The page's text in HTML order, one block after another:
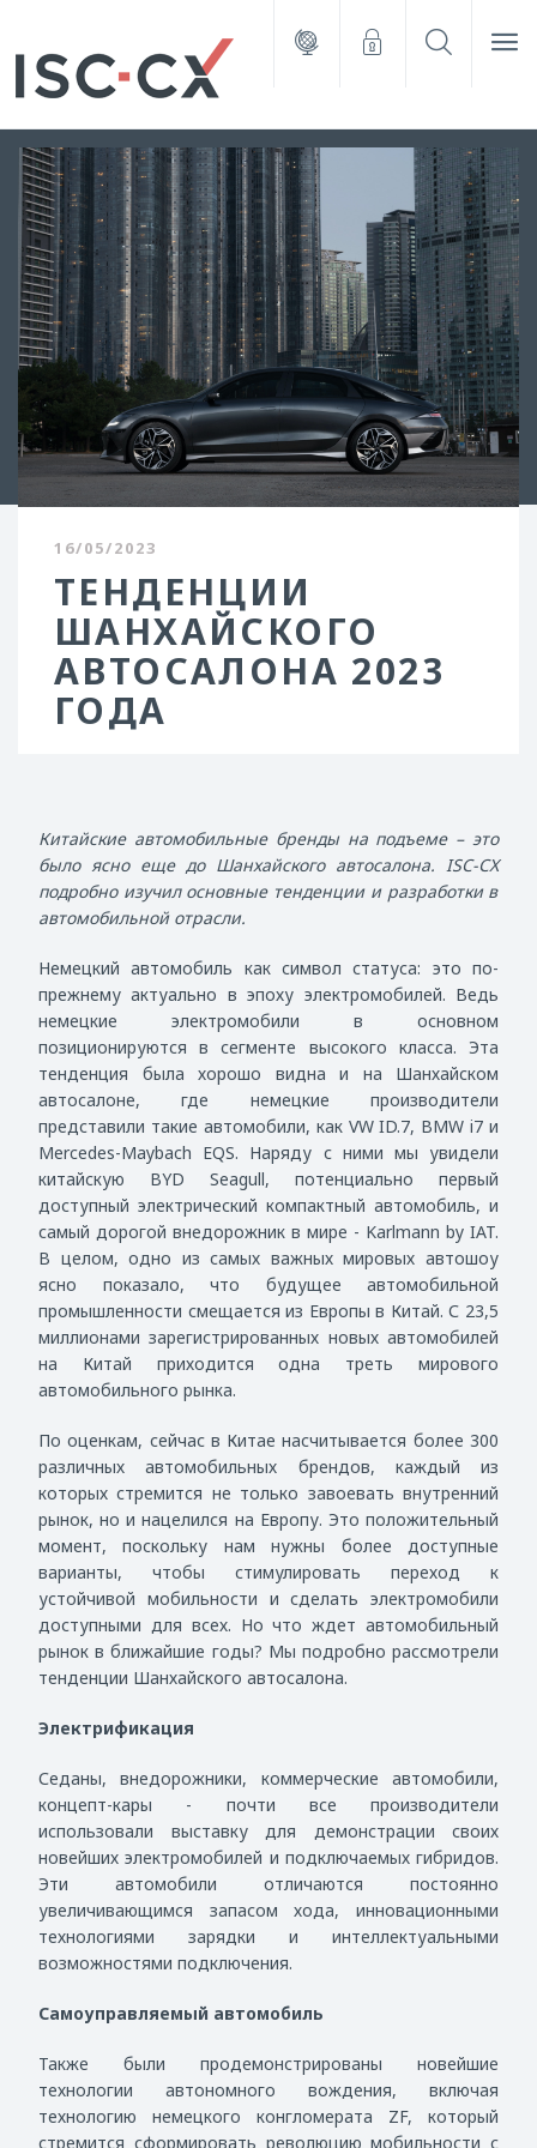
16/05/2023
ТЕНДЕНЦИИ
ШАНХАЙСКОГО
АВТОСАЛОНА 2023
ГОДА
Китайские автомобильные бренды на подъеме – это
было ясно еще до Шанхайского автосалона. ISC-CX
подробно изучил основные тенденции и разработки в
автомобильной отрасли.
Немецкий автомобиль как символ статуса: это по-
прежнему актуально в эпоху электромобилей. Ведь
немецкие электромобили в основном
позиционируются в сегменте высокого класса. Эта
тенденция была хорошо видна и на Шанхайском
автосалоне, где немецкие производители
представили такие автомобили, как VW ID.7, BMW i7 и
Mercedes-Maybach EQS. Наряду с ними мы увидели
китайскую BYD Seagull, потенциально первый
доступный электрический компактный автомобиль, и
самый дорогой внедорожник в мире - Karlmann by IAT.
В целом, одно из самых важных мировых автошоу
ясно показало, что будущее автомобильной
промышленности смещается из Европы в Китай. С 23,5
миллионами зарегистрированных новых автомобилей
на Китай приходится одна треть мирового
автомобильного рынка.
По оценкам, сейчас в Китае насчитывается более 300
различных автомобильных брендов, каждый из
которых стремится не только завоевать внутренний
рынок, но и нацелился на Европу. Это положительный
момент, поскольку нам нужны более доступные
варианты, чтобы стимулировать переход к
устойчивой мобильности и сделать электромобили
доступными для всех. Но что ждет автомобильный
рынок в ближайшие годы? Мы подробно рассмотрели
тенденции Шанхайского автосалона.
Электрификация
Седаны, внедорожники, коммерческие автомобили,
концепт-кары - почти все производители
использовали выставку для демонстрации своих
новейших электромобилей и подключаемых гибридов.
Эти автомобили отличаются постоянно
увеличивающимся запасом хода, инновационными
технологиями зарядки и интеллектуальными
возможностями подключения.
Самоуправляемый автомобиль
Также были продемонстрированы новейшие
технологии автономного вождения, включая
технологию немецкого конгломерата ZF, который
стремится сформировать революцию мобильности с